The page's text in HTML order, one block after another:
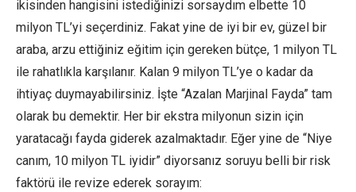
ikisinden hangisini istediğinizi sorsaydım elbette 10
milyon TL’yi seçerdiniz. Fakat yine de iyi bir ev, güzel bir
araba, arzu ettiğiniz eğitim için gereken bütçe, 1 milyon TL
ile rahatlıkla karşılanır. Kalan 9 milyon TL’ye o kadar da
ihtiyaç duymayabilirsiniz. İşte “Azalan Marjinal Fayda” tam
olarak bu demektir. Her bir ekstra milyonun sizin için
yaratacağı fayda giderek azalmaktadır. Eğer yine de “Niye
canım, 10 milyon TL iyidir” diyorsanız soruyu belli bir risk
faktörü ile revize ederek sorayım: